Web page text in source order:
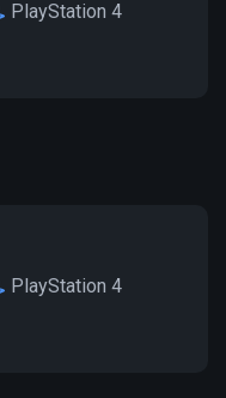
PlayStation 4
PlayStation 4